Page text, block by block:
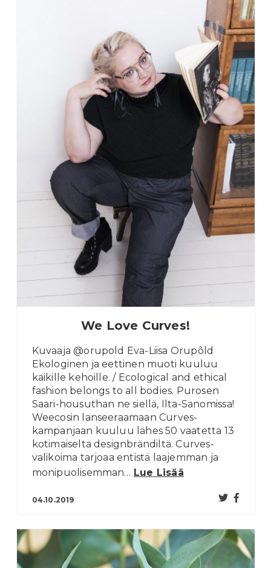
We Love Curves!
Kuvaaja @orupold Eva-Liisa Orupõld
Ekologinen ja eettinen muoti kuuluu
kaikille kehoille. / Ecological and ethical
fashion belongs to all bodies. Purosen
Saari-housuthan ne siellä, Ilta-Sanomissa!
Weecosin lanseeraamaan Curves-
kampanjaan kuuluu lähes 50 vaatetta 13
kotimaiselta designbrändiltä. Curves-
valikoima tarjoaa entistä laajemman ja
monipuolisemman… Lue Lisää
04.10.2019